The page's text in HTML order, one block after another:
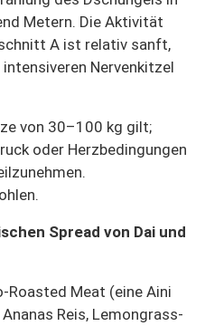
Metern. Die Aktivität
A ist relativ sanft,
Nervenkitzel
von 30–100 kg gilt;
oder Herzbedingungen
Spread von Dai und
Roasted Meat (eine Aini
Reis, Lemongrass-